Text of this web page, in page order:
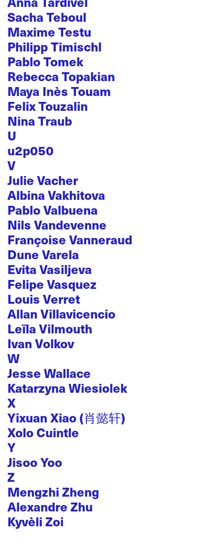
Sacha Teboul
Maxime Testu
Philipp Timischl
Pablo Tomek
Rebecca Topakian
Maya Inès Touam
Felix Touzalin
Nina Traub
U
u2p050
V
Julie Vacher
Albina Vakhitova
Pablo Valbuena
Nils Vandevenne
Françoise Vanneraud
Dune Varela
Evita Vasiljeva
Felipe Vasquez
Louis Verret
Allan Villavicencio
Leïla Vilmouth
Ivan Volkov
W
Jesse Wallace
Katarzyna Wiesiolek
X
Yixuan Xiao (肖懿轩)
Xolo Cuintle
Y
Jisoo Yoo
Z
Mengzhi Zheng
Alexandre Zhu
Kyvèli Zoi